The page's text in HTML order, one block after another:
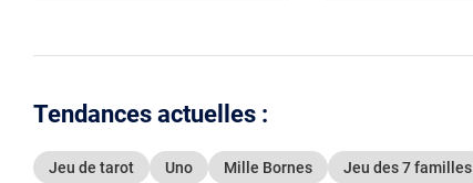
Tendances actuelles :
Jeu de tarot Uno Mille Bornes Jeu des 7 familles